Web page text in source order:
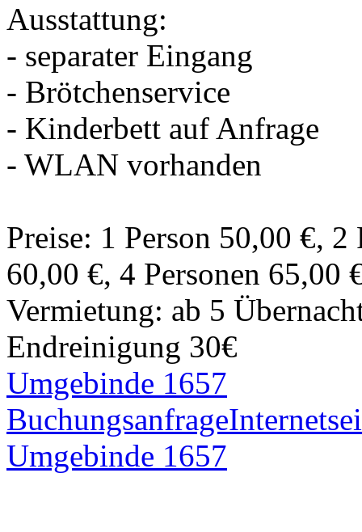
Ausstattung:
- separater Eingang
- Brötchenservice
- Kinderbett auf Anfrage
- WLAN vorhanden
Preise: 1 Person 50,00 €, 2
60,00 €, 4 Personen 65,00
Vermietung: ab 5
Endreinigung 30€
Umgebinde 1657
Buchungsanfrage
Umgebinde 1657